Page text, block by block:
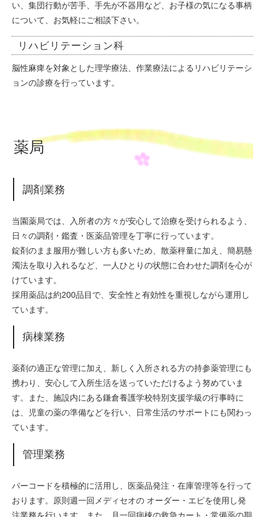
い、集団行動が苦手、手先が不器用など、お子様の気になる事柄
について、お気軽にご相談下さい。
リハビリテーション科
脳性麻痺を対象とした理学療法、作業療法によるリハビリテーシ
ョンの診療を行っています。
薬局
調剤業務
当園薬局では、入所者の方々が安心して治療を受けられるよう、
日々の調剤・鑑査・医薬品管理を丁寧に行っています。
錠剤のまま服用が難しい方も多いため、散薬秤量に加え、簡易懸
濁法を取り入れるなど、一人ひとりの状態に合わせた調剤を心が
けています。
採用薬品は約200品目で、安全性と有効性を重視しながら運用し
ています。
病棟業務
薬剤の適正な管理に加え、新しく入所される方の持参薬管理にも
携わり、安心して入所生活を送っていただけるよう努めていま
す。また、施設内にある鎌倉養護学校特別支援学級の行事時に
は、児童の薬の準備などを行い、日常生活のサポートにも関わっ
ています。
管理業務
バーコードを積極的に活用し、医薬品発注・在庫管理等を行って
おります。原則週一回メディセオの オーダー・エピを使用し発